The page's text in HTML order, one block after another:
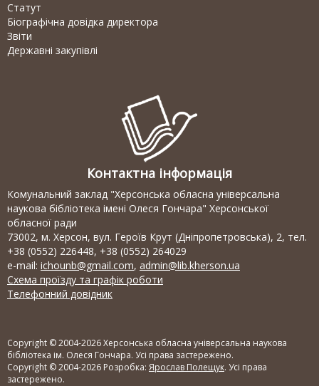
Статут
Біографічна довідка директора
Звіти
Державні закупівлі
Контактна інформація
Комунальний заклад "Херсонська обласна універсальна
наукова бібліотека імені Олеся Гончара" Херсонської
обласної ради
73002, м. Херсон, вул. Героїв Крут (Дніпропетровська), 2, тел.
+38 (0552) 226448, +38 (0552) 264029
e-mail: ichounb@gmail.com, admin@lib.kherson.ua
Схема проїзду та графік роботи
Телефонний довідник
Copyright © 2004-2026 Херсонська обласна універсальна наукова
бібліотека ім. Олеся Гончара. Усі права застережено.
Copyright © 2004-2026 Розробка: Ярослав Полещук. Усі права
застережено.